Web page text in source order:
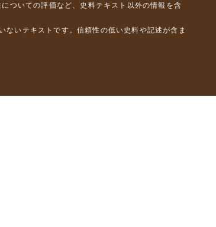
ついての評価など、史料テキスト以外の情報を含
いテキストです。信頼性の低い史料や記述が含ま